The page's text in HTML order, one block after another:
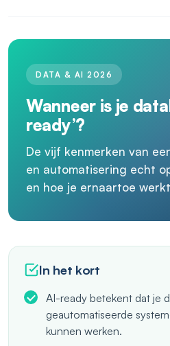
DATA & AI 2026
Wanneer is je
ready’?
De vijf kenmerken van
en automatisering echt
en hoe je ernaartoe
In het kort
AI-ready betekent dat je
geautomatiseerde
kunnen werken.